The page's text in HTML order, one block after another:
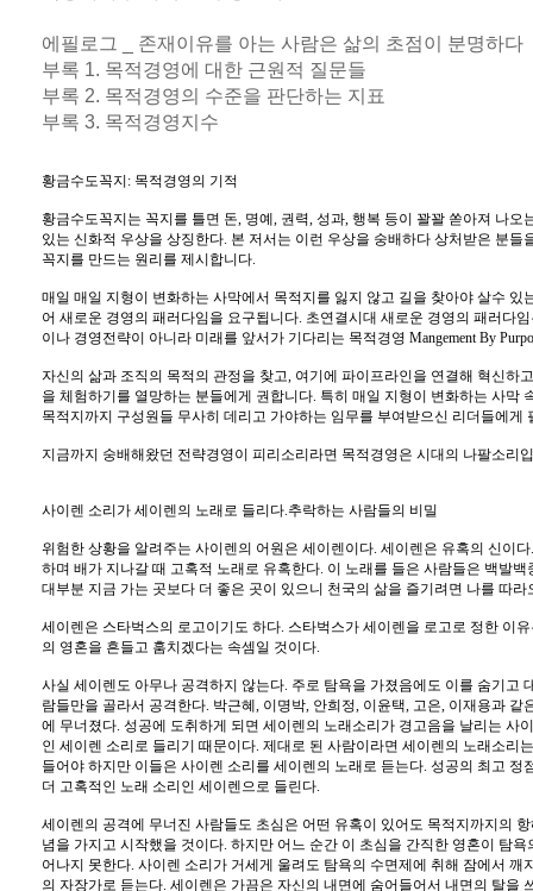
에필로그 _ 존재이유를 아는 사람은 삶의 초점이 분명하다
부록 1. 목적경영에 대한 근원적 질문들
부록 2. 목적경영의 수준을 판단하는 지표
부록 3. 목적경영지수
황금수도꼭지: 목적경영의 기적
황금수도꼭지는 꼭지를 틀면 돈, 명예, 권력, 성과, 행복 등이 꽐꽐 쏟아져 나오
있는 신화적 우상을 상징한다. 본 저서는 이런 우상을 숭배하다 상처받은 분들
꼭지를 만드는 원리를 제시합니다.
매일 매일 지형이 변화하는 사막에서 목적지를 잃지 않고 길을 찾아야 살수 있
어 새로운 경영의 패러다임을 요구됩니다. 초연결시대 새로운 경영의 패러다
이나 경영전략이 아니라 미래를 앞서가 기다리는 목적경영 Mangement By
자신의 삶과 조직의 목적의 관정을 찾고, 여기에 파이프라인을 연결해 혁신하
을 체험하기를 열망하는 분들에게 권합니다. 특히 매일 지형이 변화하는 사막
목적지까지 구성원들 무사히 데리고 가야하는 임무를 부여받으신 리더들에게
지금까지 숭배해왔던 전략경영이 피리소리라면 목적경영은 시대의 나팔소리
사이렌 소리가 세이렌의 노래로 들리다.추락하는 사람들의 비밀
위험한 상황을 알려주는 사이렌의 어원은 세이렌이다. 세이렌은 유혹의 신이
하며 배가 지나갈 때 고혹적 노래로 유혹한다. 이 노래를 들은 사람들은 백발
대부분 지금 가는 곳보다 더 좋은 곳이 있으니 천국의 삶을 즐기려면 나를 따라
세이렌은 스타벅스의 로고이기도 하다. 스타벅스가 세이렌을 로고로 정한 이
의 영혼을 흔들고 훔치겠다는 속셈일 것이다.
사실 세이렌도 아무나 공격하지 않는다. 주로 탐욕을 가졌음에도 이를 숨기고
람들만을 골라서 공격한다. 박근혜, 이명박, 안희정, 이윤택, 고은, 이재용과 같
에 무너졌다. 성공에 도취하게 되면 세이렌의 노래소리가 경고음을 날리는 사
인 세이렌 소리로 들리기 때문이다. 제대로 된 사람이라면 세이렌의 노래소리
들어야 하지만 이들은 사이렌 소리를 세이렌의 노래로 듣는다. 성공의 최고 정
더 고혹적인 노래 소리인 세이렌으로 들린다.
세이렌의 공격에 무너진 사람들도 초심은 어떤 유혹이 있어도 목적지까지의
념을 가지고 시작했을 것이다. 하지만 어느 순간 이 초심을 간직한 영혼이 탐
어나지 못한다. 사이렌 소리가 거세게 울려도 탐욕의 수면제에 취해 잠에서 깨
의 자장가로 듣는다. 세이렌은 가끔은 자신의 내면에 숨어들어서 내면의 탈을